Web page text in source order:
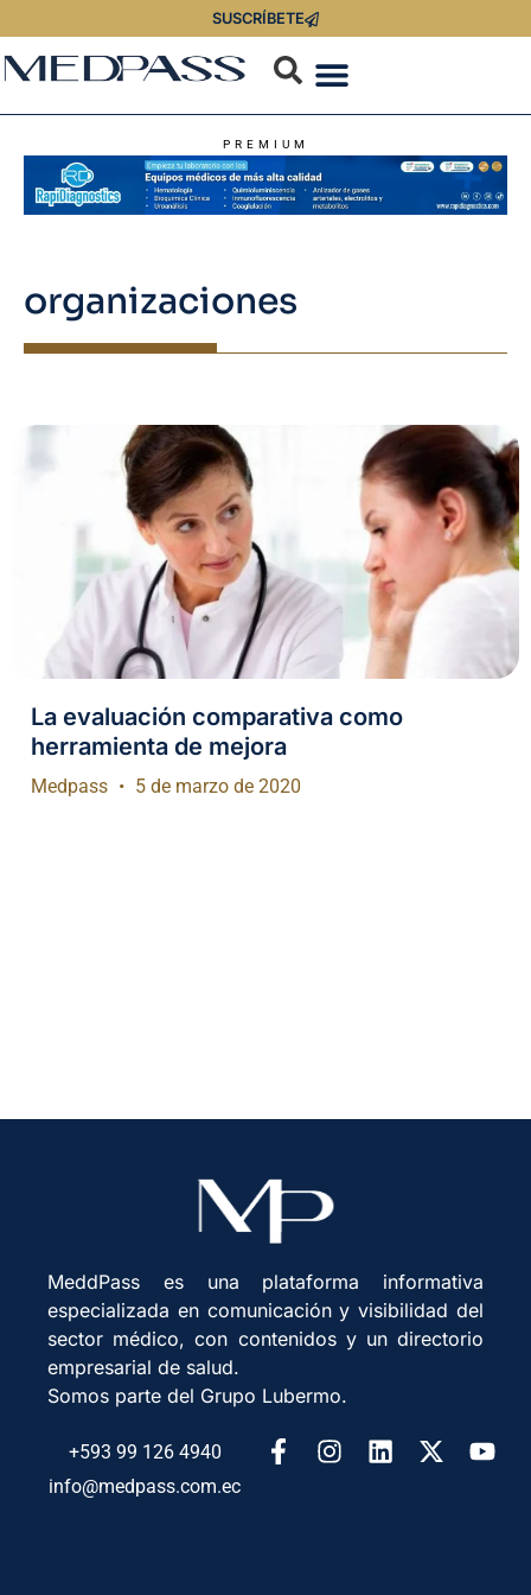
SUSCRÍBETE
PREMIUM
organizaciones
La evaluación comparativa como
herramienta de mejora
Medpass 5 de marzo de 2020
MeddPass es una plataforma informativa
especializada en comunicación y visibilidad del
sector médico, con contenidos y un directorio
empresarial de salud.
Somos parte del Grupo Lubermo.
+593 99 126 4940
info@medpass.com.ec